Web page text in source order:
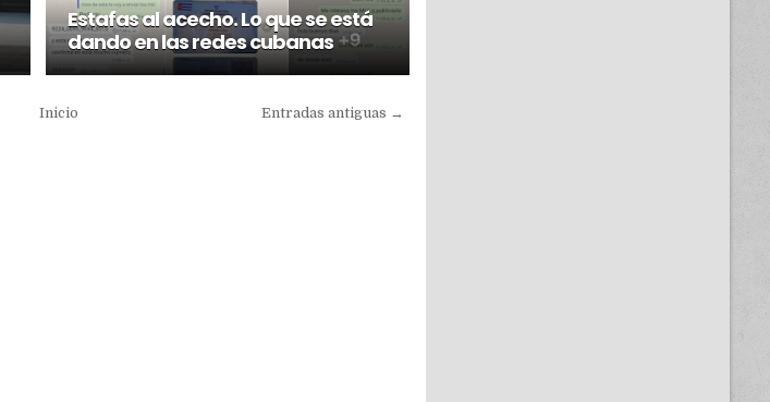
Estafas al acecho. Lo que se está
dando en las redes cubanas
Entradas antiguas →
Inicio